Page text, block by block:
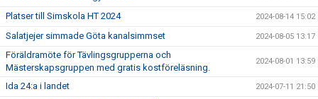
Platser till Simskola HT 2024 2024-08-14 15:02
Salatjejer simmade Göta kanalsimmset 2024-08-05 13:17
Föräldramöte för Tävlingsgrupperna och
Mästerskapsgruppen med gratis kostföreläsning.
2024-08-01 13:59
Ida 24:a i landet 2024-07-11 21:50